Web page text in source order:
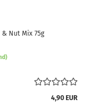
Nut Mix 75g
4,90 EUR